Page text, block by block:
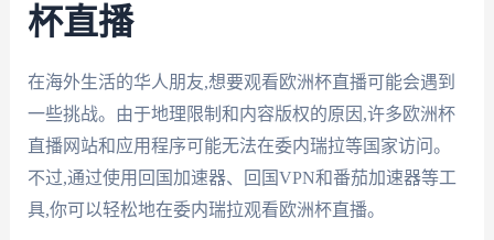
杯直播
在海外生活的华人朋友,想要观看欧洲杯直播可能会遇到
一些挑战。由于地理限制和内容版权的原因,许多欧洲杯
直播网站和应用程序可能无法在委内瑞拉等国家访问。
不过,通过使用回国加速器、回国VPN和番茄加速器等工
具,你可以轻松地在委内瑞拉观看欧洲杯直播。